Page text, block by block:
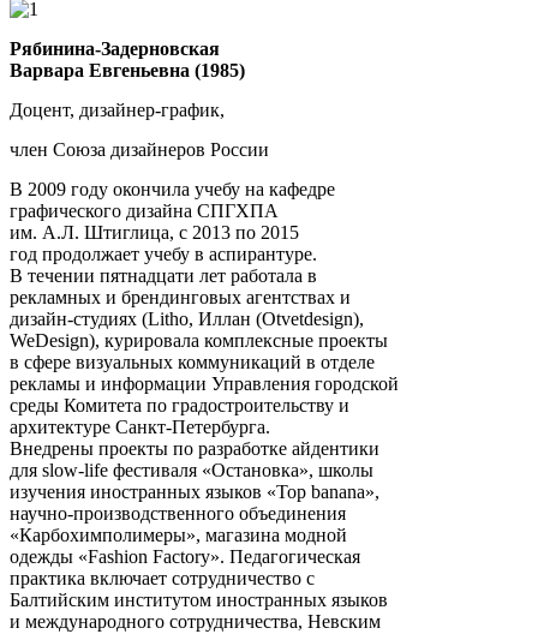
Рябинина-Задерновская
Варвара Евгеньевна (1985)
Доцент, дизайнер-график,
член Союза дизайнеров России
В 2009 году окончила учебу на кафедре
графического дизайна СПГХПА
им. А.Л. Штиглица, с 2013 по 2015
год продолжает учебу в аспирантуре.
В течении пятнадцати лет работала в
рекламных и брендинговых агентствах и
дизайн-студиях (Litho, Иллан (Otvetdesign),
WeDesign), курировала комплексные проекты
в сфере визуальных коммуникаций в отделе
рекламы и информации Управления городской
среды Комитета по градостроительству и
архитектуре Санкт-Петербурга.
Внедрены проекты по разработке айдентики
для slow-life фестиваля «Остановка», школы
изучения иностранных языков «Top banana»,
научно-производственного объединения
«Карбохимполимеры», магазина модной
одежды «Fashion Factory». Педагогическая
практика включает сотрудничество с
Балтийским институтом иностранных языков
и международного сотрудничества, Невским